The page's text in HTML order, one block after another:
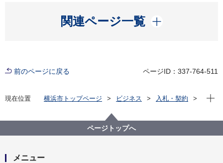
関連ページ一覧
開く
前のページに戻る ページID：337-764-511
現在位置 横浜市トップページ ビジネス
入札・契約
（※終了しました。）令和２年度（７~３月）横浜市定
期予防接種個別通知作業委託
現在
ページトップへ
メニュー